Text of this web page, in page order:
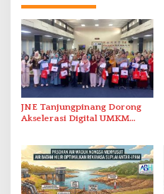
JNE Tanjungpinang Dorong
Akselerasi Digital UMKM